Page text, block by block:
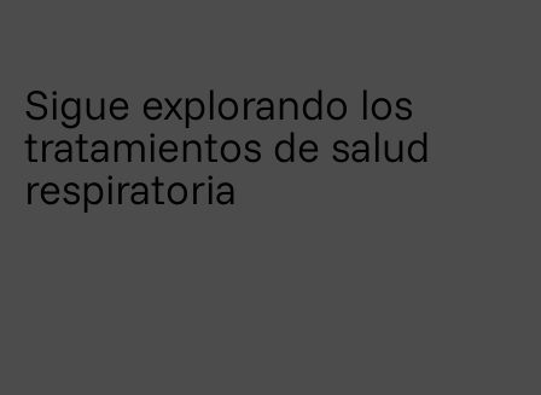
Sigue explorando los
tratamientos de salud
respiratoria